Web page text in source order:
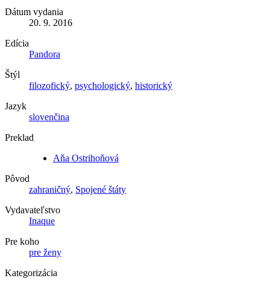
Dátum vydania
20. 9. 2016
Edícia
Pandora
Štýl
filozofický, psychologický, historický
Jazyk
slovenčina
Preklad
Aňa Ostrihoňová
Pôvod
zahraničný, Spojené štáty
Vydavateľstvo
Inaque
Pre koho
pre ženy
Kategorizácia